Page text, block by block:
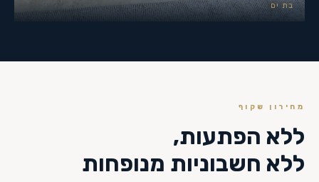
בת ים
מחירון שקוף
ללא הפתעות,
ללא חשבוניות מנופחות